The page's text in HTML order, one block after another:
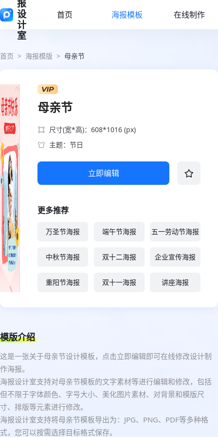
报
设
计
室
首页 海报模板 在线制作
首页 > 海报模版 > 母亲节
母亲节
尺寸(宽*高)：608*1016 (px)
主题：节日
立即编辑
更多推荐
万圣节海报 端午节海报 五一劳动节海报
中秋节海报 双十二海报 企业宣传海报
重阳节海报 双十一海报 讲座海报
模版介绍
这是一张关于母亲节设计模板，点击立即编辑即可在线修改设计制
作海报。
海报设计室支持对母亲节模板的文字素材等进行编辑和修改，包括
但不限于字体颜色、字号大小、美化图片素材、对背景和模版尺
寸、排版等元素进行修改。
海报设计室支持将母亲节模板导出为：JPG、PNG、PDF等多种格
式，您可以按需选择目标格式保存。